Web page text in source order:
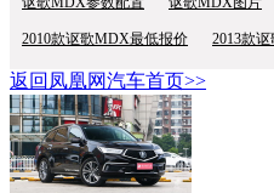
2010款讴歌MDX最低报价 2013款
返回凤凰网汽车首页>>